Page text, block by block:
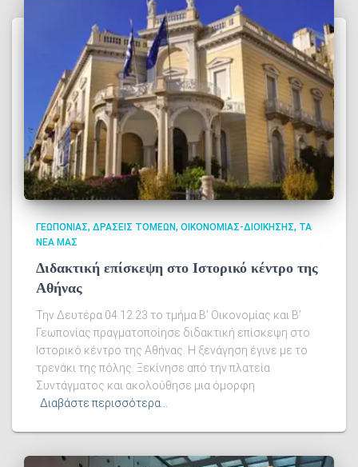
ΓΕΩΠΟΝΊΑΣ ΔΡΆΣΕΙΣ ΤΟΜΈΩΝ ΟΙΚΟΝΟΜΊΑΣ-ΔΙΟΊΚΗΣΗΣ ΤΑ
ΝΈΑ ΜΑΣ
Διδακτική επίσκεψη στο Ιστορικό κέντρο της
Αθήνας
Την Δευτέρα 04.12.23 το τμήμα Β’ Οικονομίας και Β’
Γεωπονίας πραγματοποίησε διδακτική επίσκεψη στο
Ιστορικό κέντρο της Αθήνας. Η ξενάγηση έγινε με το
τρενάκι της πόλης. Ξεκίνησε από την πλατεία
Συντάγματος και ακολούθησε μια όμορφη
Διαβάστε περισσότερα…